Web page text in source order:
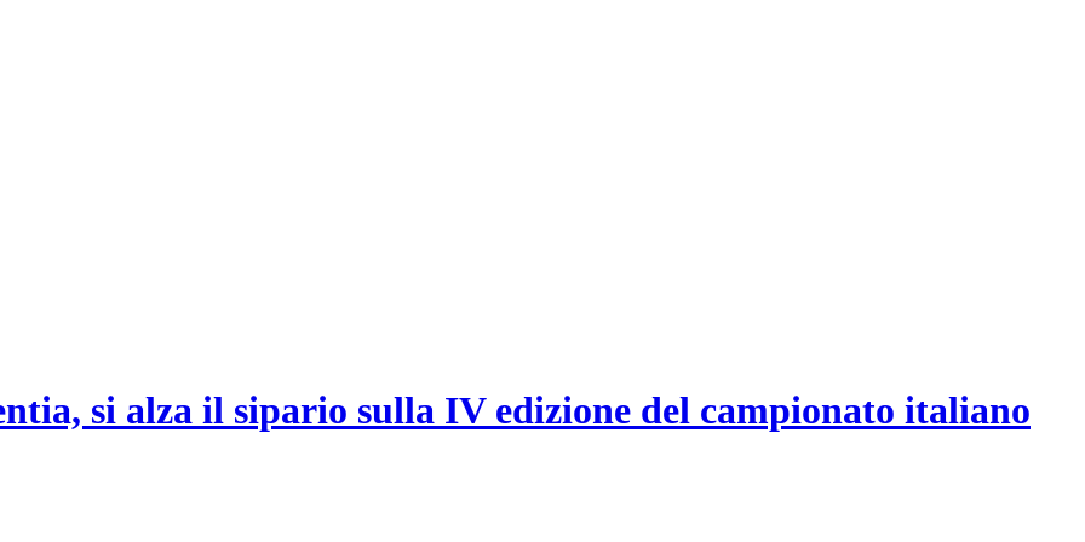
si alza il sipario sulla IV edizione del campionato italiano